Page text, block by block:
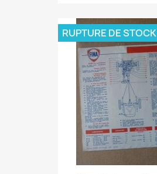
RUPTURE DE STOCK